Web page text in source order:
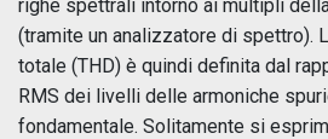
righe spettrali intorno ai multipli
(tramite un analizzatore di spettro).
totale (THD) è quindi definita dal
RMS dei livelli delle armoniche
fondamentale. Solitamente si